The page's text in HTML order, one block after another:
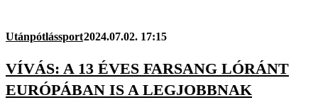
Utánpótlássport2024.07.02. 17:15
VÍVÁS: A 13 ÉVES FARSANG LÓRÁNT
EURÓPÁBAN IS A LEGJOBBNAK